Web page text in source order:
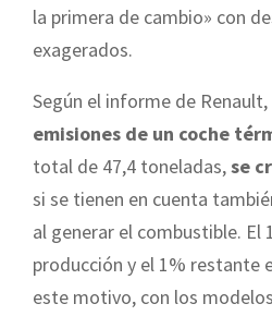
la primera de cambio» con
exagerados.
Según el informe de Renault,
emisiones de un coche
total de 47,4 toneladas,se
si se tienen en cuenta
al generar el combustible. El
producción y el 1% restante
este motivo, con los